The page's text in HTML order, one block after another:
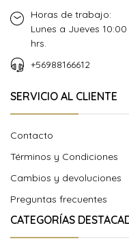
Horas de trabajo:
Lunes a Jueves
hrs.
+56988166612
SERVICIO AL CLIENTE
Contacto
Términos y Condiciones
Cambios y devoluciones
Preguntas frecuentes
CATEGORÍAS